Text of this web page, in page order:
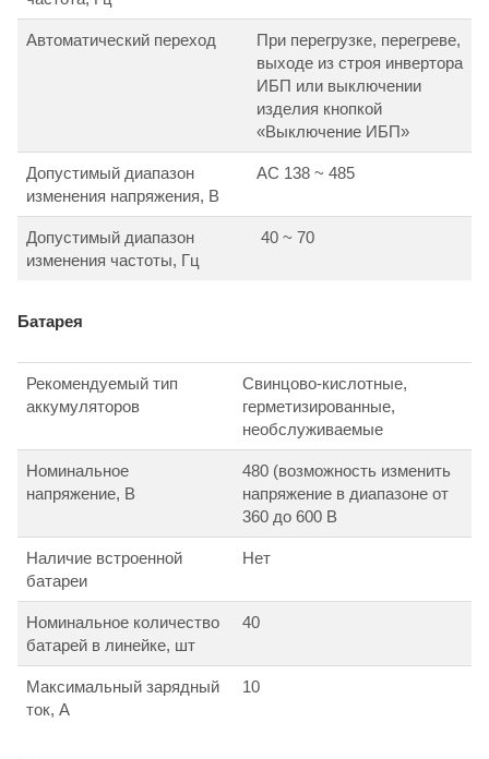
Автоматический переход
При перегрузке, перегреве,
выходе из строя инвертора
ИБП или выключении
изделия кнопкой
«Выключение ИБП»
Допустимый диапазон
изменения напряжения, В
АС 138 ~ 485
Допустимый диапазон
изменения частоты, Гц
40 ~ 70
Батарея
Рекомендуемый тип
аккумуляторов
Свинцово-кислотные,
герметизированные,
необслуживаемые
Номинальное
напряжение, В
480 (возможность изменить
напряжение в диапазоне от
360 до 600 В
Наличие встроенной
батареи
Нет
Номинальное количество
батарей в линейке, шт
40
Максимальный зарядный
ток, А
10